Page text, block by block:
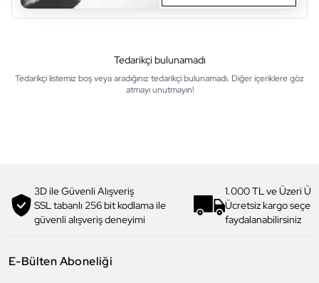
Tedarikçi bulunamadı
Tedarikçi listemiz boş veya aradığınız tedarikçi bulunamadı. Diğer içeriklere göz
atmayı unutmayın!
3D ile Güvenli Alışveriş
SSL tabanlı 256 bit kodlama ile
güvenli alışveriş deneyimi
1.000 TL ve Üzeri
Ücretsiz kargo
faydalanabilirsiniz
E-Bülten Aboneliği